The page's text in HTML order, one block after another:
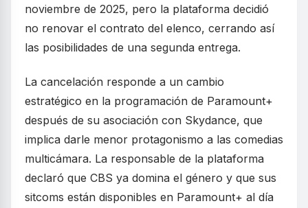
noviembre de 2025, pero la plataforma decidió
no renovar el contrato del elenco, cerrando así
las posibilidades de una segunda entrega.
La cancelación responde a un cambio
estratégico en la programación de Paramount+
después de su asociación con Skydance, que
implica darle menor protagonismo a las comedias
multicámara. La responsable de la plataforma
declaró que CBS ya domina el género y que sus
sitcoms están disponibles en Paramount+ al día